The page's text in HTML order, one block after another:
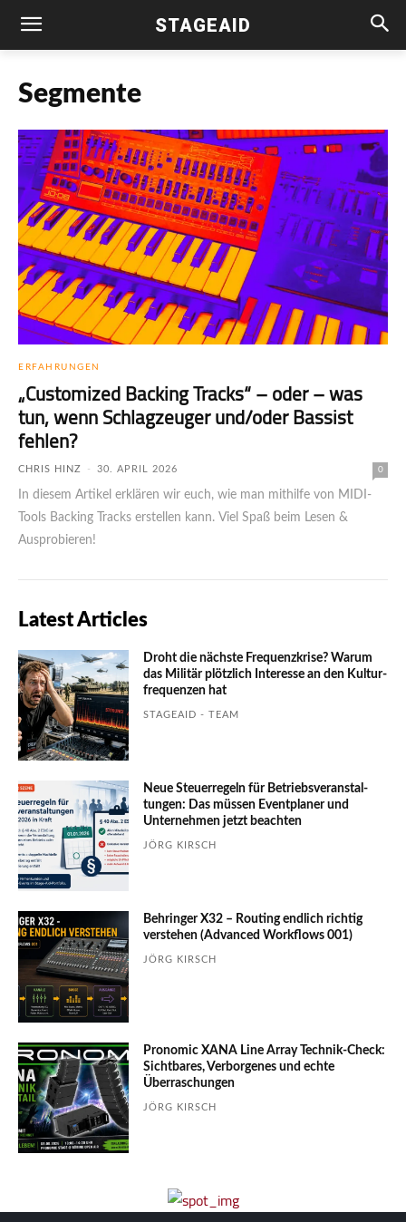
STAGEAID
Segmente
ERFAHRUNGEN
„Customized Backing Tracks“ – oder – was
tun, wenn Schlagzeuger und/oder Bassist
fehlen?
CHRIS HINZ - 30. APRIL 2026 0
In diesem Artikel erklären wir euch, wie man mithilfe von MIDI-
Tools Backing Tracks erstellen kann. Viel Spaß beim Lesen &
Ausprobieren!
Latest Articles
Droht die nächste Frequenzkrise? Warum
das Mili­tär plötzlich Inte­resse an den Kultur­
fre­quen­zen hat
STAGEAID - TEAM
Neue Steuerregeln für Betriebs­ver­an­stal­
tungen: Das müssen Event­planer und
Unter­nehmen jetzt beachten
JÖRG KIRSCH
Behringer X32 – Routing endlich richtig
verstehen (Advanced Workflows 001)
JÖRG KIRSCH
Pronomic XANA Line Array Technik-Check:
Sichtbares, Verborgenes und echte
Überraschungen
JÖRG KIRSCH